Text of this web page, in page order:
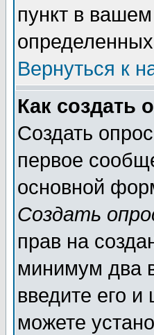
пункт в
Вернуться к
Как создать
Создать
первое
основной
Создать
прав на
минимум два
введите его
можете